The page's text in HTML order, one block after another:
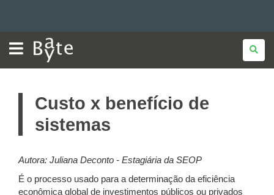
Ir
conteúdo
navegação
BATE
BYTE
Custo x benefício de
sistemas
Autora: Juliana Deconto - Estagiária da SEOP
É o processo usado para a determinação da eficiência
econômica global de investimentos públicos ou privados